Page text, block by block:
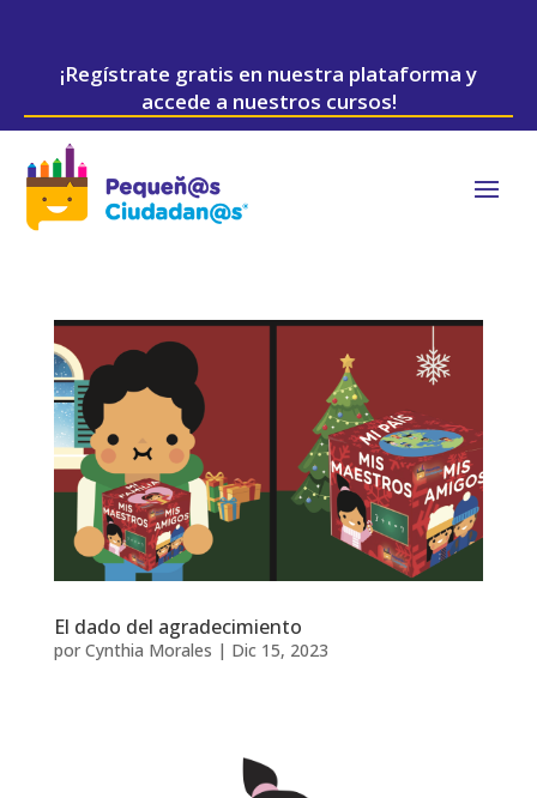
¡Regístrate gratis en nuestra plataforma y
accede a nuestros cursos!
El dado del agradecimiento
por Cynthia Morales | Dic 15, 2023